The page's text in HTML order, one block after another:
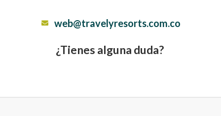
web@travelyresorts.com.co
¿Tienes alguna duda?